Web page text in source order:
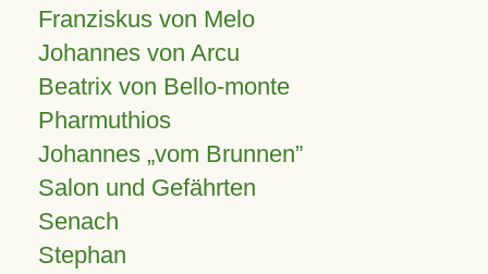
Franziskus von Melo
Johannes von Arcu
Beatrix von Bello-monte
Pharmuthios
Johannes vom Brunnen
Salon und Gefährten
Senach
Stephan